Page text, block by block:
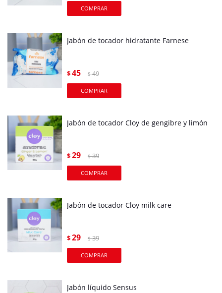
Jabón de tocador hidratante Farnese
$45 $ 49
Jabón de tocador Cloy de gengibre y limón
$29 $ 39
Jabón de tocador Cloy milk care
$29 $ 39
Jabón líquido Sensus